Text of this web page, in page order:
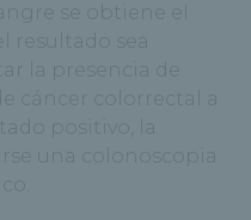
se obtiene el
resultado sea
la presencia de
cáncer colorrectal a
positivo, la
una colonoscopia